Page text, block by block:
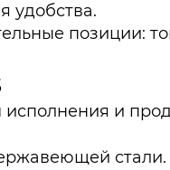
удобства.
позиции:
и
стали.